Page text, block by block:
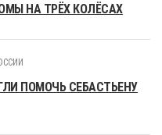
НА ТРЁХ КОЛЁСАХ
ПОМОЧЬ СЕБАСТЬЕНУ